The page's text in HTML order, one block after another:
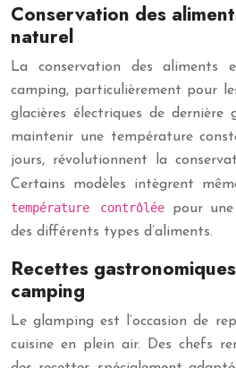
Conservation des
naturel
La conservation des aliments
camping, particulièrement pour
glacières électriques de dernière
maintenir une température
jours, révolutionnent la
Certains modèles intègrent
température contrôléepour une
des différents types d’aliments.
Recettes
camping
Le glamping est l’occasion de
cuisine en plein air. Des chefs